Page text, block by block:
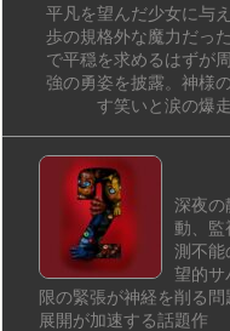
平凡を望んだ少女に与
歩の規格外な魔力だっ
で平穏を求めるはずが
強の勇姿を披露。神様
す笑いと涙の爆
深夜の
動、監
測不能
望的サ
限の緊張が神経を削る
展開が加速する話題作